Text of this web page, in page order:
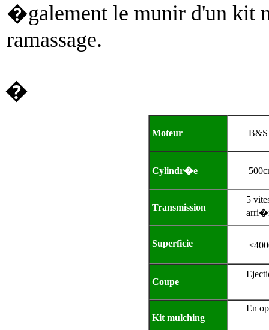
�galement le munir d'un kit
ramassage.
�
Moteur B&S
Cylindr�e
Transmission
5
Superficie
Coupe
Kit mulching
En